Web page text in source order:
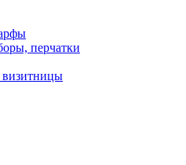
перчатки